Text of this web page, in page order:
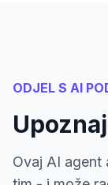
ODJEL S AI
Ovaj AI agent